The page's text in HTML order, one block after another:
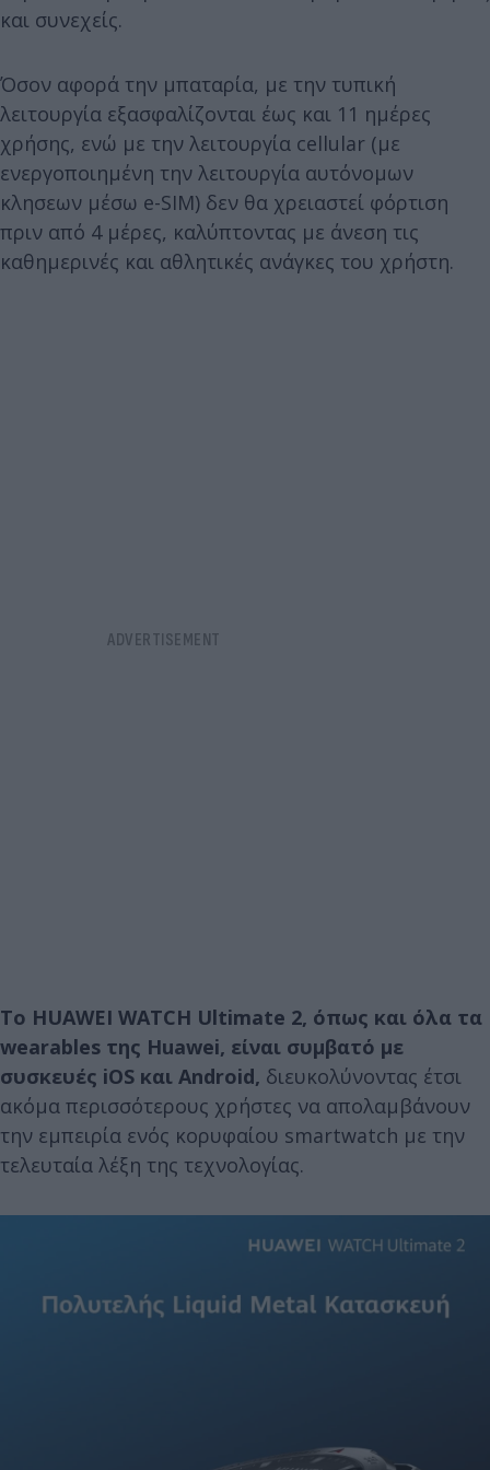
και συνεχείς.
Όσον αφορά την μπαταρία, με την τυπική
λειτουργία εξασφαλίζονται έως και 11 ημέρες
χρήσης, ενώ με την λειτουργία cellular (με
ενεργοποιημένη την λειτουργία αυτόνομων
κλησεων μέσω e-SIM) δεν θα χρειαστεί φόρτιση
πριν από 4 μέρες, καλύπτοντας με άνεση τις
καθημερινές και αθλητικές ανάγκες του χρήστη.
Το HUAWEI WATCH Ultimate 2, όπως και όλα τα
wearables της Huawei, είναι συμβατό με
συσκευές iOS και Android, διευκολύνοντας έτσι
ακόμα περισσότερους χρήστες να απολαμβάνουν
την εμπειρία ενός κορυφαίου smartwatch με την
τελευταία λέξη της τεχνολογίας.